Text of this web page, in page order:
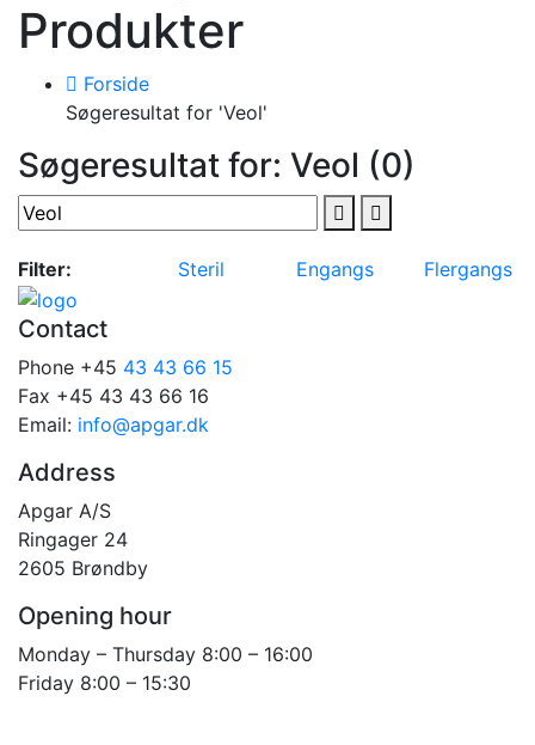
Produkter
Forside
Søgeresultat for 'Veol'
Søgeresultat for: Veol (0)
Filter: Steril Engangs Flergangs
Contact
Phone +45 43 43 66 15
Fax +45 43 43 66 16
Email: info@apgar.dk
Address
Apgar A/S
Ringager 24
2605 Brøndby
Opening hour
Monday – Thursday 8:00 – 16:00
Friday 8:00 – 15:30